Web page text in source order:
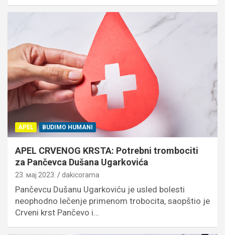
APEL BUDIMO HUMANI
APEL CRVENOG KRSTA: Potrebni trombociti
za Pančevca Dušana Ugarkovića
23. мај 2023. dakicorama
Pančevcu Dušanu Ugarkoviću je usled bolesti
neophodno lečenje primenom trobocita, saopštio je
Crveni krst Pančevo i…